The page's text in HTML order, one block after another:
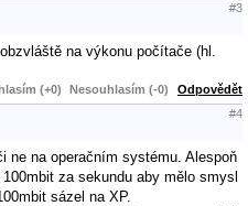
#3
na výkonu počítače (hl.
(+0) Nesouhlasím (-0) Odpovědět
#4
ne na operačním systému. Alespoň
za sekundu aby mělo smysl
sázel na XP.